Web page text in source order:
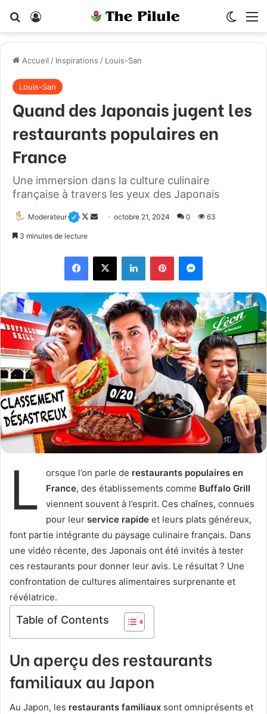
Rechercher
Accueil / Inspirations / Louis-San
Louis-San
Quand des Japonais jugent les
restaurants populaires en
France
Une immersion dans la culture culinaire
française à travers les yeux des Japonais
Moderateur
F
n
X
y
u
n
c
o
u
r
r
i
e
l
octobre 21, 2024 0 63
3 minutes de lecture
L orsque l’on parle de restaurants populaires en
France, des établissements comme Buffalo Grill
viennent souvent à l’esprit. Ces chaînes, connues
pour leur service rapide et leurs plats généreux,
font partie intégrante du paysage culinaire français. Dans
une vidéo récente, des Japonais ont été invités à tester
ces restaurants pour donner leur avis. Le résultat ? Une
confrontation de cultures alimentaires surprenante et
révélatrice.
Table of Contents
Un aperçu des restaurants
familiaux au Japon
Au Japon, les restaurants familiaux sont omniprésents et